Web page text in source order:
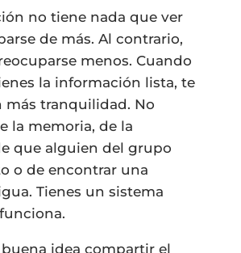
no tiene nada que ver
de más. Al contrario,
menos. Cuando
la información lista, te
más tranquilidad. No
la memoria, de la
que alguien del grupo
o de encontrar una
Tienes un sistema
idea compartir el